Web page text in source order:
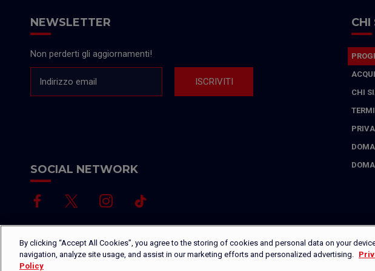
NEWSLETTER
Non perderti gli aggiornamenti!
Indirizzo email ISCRIVITI
SOCIAL NETWORK
CHI
CHI
By clicking “Accept All Cookies”, you agree to the storing of cookies and personal data on your
navigation, analyze site usage, and assist in our marketing efforts and personalized advertising.
Policy